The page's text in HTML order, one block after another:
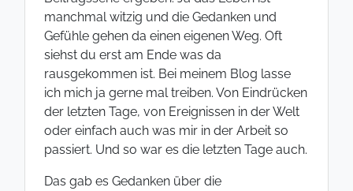
manchmal witzig und die Gedanken und
Gefühle gehen da einen eigenen Weg. Oft
siehst du erst am Ende was da
rausgekommen ist. Bei meinem Blog lasse
ich mich ja gerne mal treiben. Von Eindrücken
der letzten Tage, von Ereignissen in der Welt
oder einfach auch was mir in der Arbeit so
passiert. Und so war es die letzten Tage auch.
Das gab es Gedanken über die